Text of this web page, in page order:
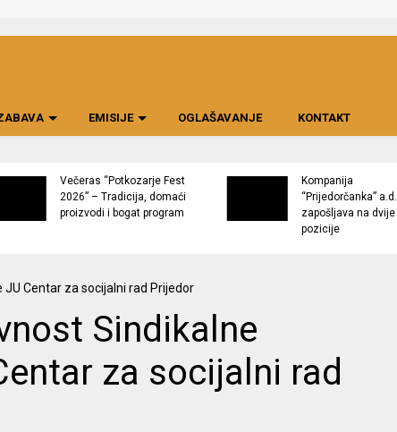
EMISIJE OGLAŠAVANJE KONTAKT
Večeras “Potkozarje Fest
2026” – Tradicija, domaći
proizvodi i bogat program
Kompanija
“Prijedorčanka” a.d.
zapošljava na dvije
pozicije
Sindikalne
za socijalni rad